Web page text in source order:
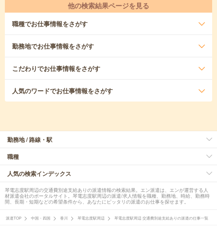
他の検索結果ページを見る
職種でお仕事情報をさがす
勤務地でお仕事情報をさがす
こだわりでお仕事情報をさがす
人気のワードでお仕事情報をさがす
勤務地 / 路線・駅
職種
人気の検索インデックス
琴電志度駅周辺の交通費別途支給ありの派遣情報の検索結果。エン派遣は、エンが運営する人
材派遣会社のポータルサイト。琴電志度駅周辺の派遣/求人情報を職種、勤務地、時給、勤務時
間、長期・短期などの希望条件から、あなたにピッタリの派遣のお仕事を探せます。
派遣TOP 中国・四国 香川 琴電志度駅周辺 琴電志度駅周辺 交通費別途支給ありの派遣の仕事一覧